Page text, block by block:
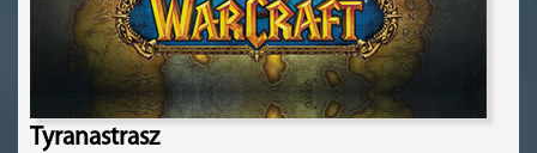
Tyranastrasz